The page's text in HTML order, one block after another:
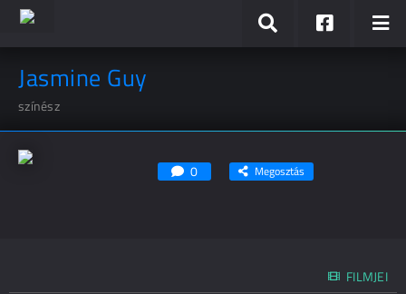
Jasmine Guy
színész
0 Megosztás
FILMJEI